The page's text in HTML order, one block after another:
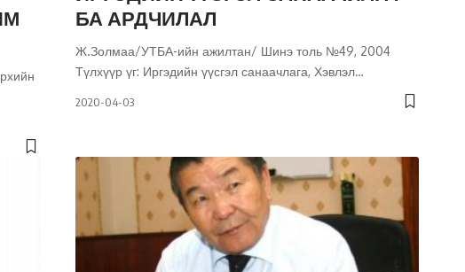
БА АРДЧИЛАЛ
Ж.Золмаа/УТБА-ийн ажилтан/ Шинэ толь №49, 2004
Түлхүүр үг: Иргэдийн үүсгэл санаачлага, Хэвлэл…
2020-04-03